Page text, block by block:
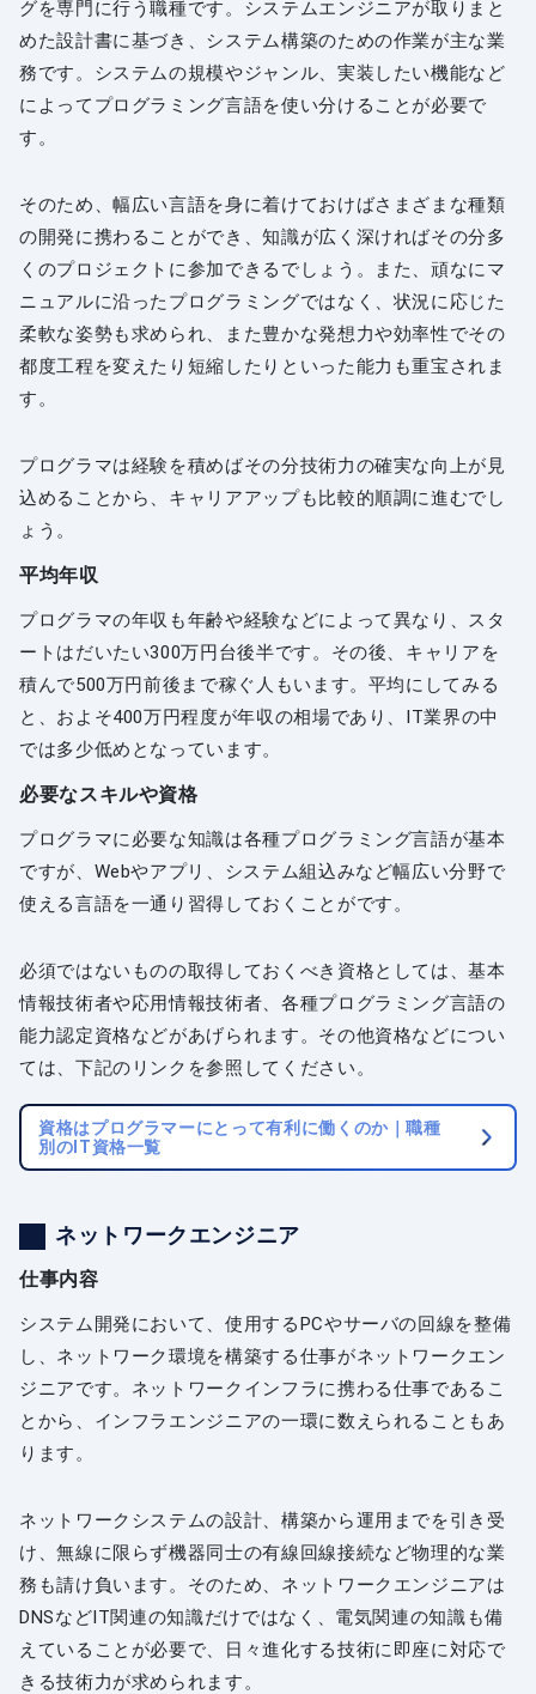
グを専門に行う職種です。システムエンジニアが取りまと
めた設計書に基づき、システム構築のための作業が主な業
務です。システムの規模やジャンル、実装したい機能など
によってプログラミング言語を使い分けることが必要で
す。
そのため、幅広い言語を身に着けておけばさまざまな種類
の開発に携わることができ、知識が広く深ければその分多
くのプロジェクトに参加できるでしょう。また、頑なにマ
ニュアルに沿ったプログラミングではなく、状況に応じた
柔軟な姿勢も求められ、また豊かな発想力や効率性でその
都度工程を変えたり短縮したりといった能力も重宝されま
す。
プログラマは経験を積めばその分技術力の確実な向上が見
込めることから、キャリアアップも比較的順調に進むでし
ょう。
平均年収
プログラマの年収も年齢や経験などによって異なり、スタ
ートはだいたい300万円台後半です。その後、キャリアを
積んで500万円前後まで稼ぐ人もいます。平均にしてみる
と、およそ400万円程度が年収の相場であり、IT業界の中
では多少低めとなっています。
必要なスキルや資格
プログラマに必要な知識は各種プログラミング言語が基本
ですが、Webやアプリ、システム組込みなど幅広い分野で
使える言語を一通り習得しておくことがです。
必須ではないものの取得しておくべき資格としては、基本
情報技術者や応用情報技術者、各種プログラミング言語の
能力認定資格などがあげられます。その他資格などについ
ては、下記のリンクを参照してください。
資格はプログラマーにとって有利に働くのか｜職種
別のIT資格一覧
ネットワークエンジニア
仕事内容
システム開発において、使用するPCやサーバの回線を整備
し、ネットワーク環境を構築する仕事がネットワークエン
ジニアです。ネットワークインフラに携わる仕事であるこ
とから、インフラエンジニアの一環に数えられることもあ
ります。
ネットワークシステムの設計、構築から運用までを引き受
け、無線に限らず機器同士の有線回線接続など物理的な業
務も請け負います。そのため、ネットワークエンジニアは
DNSなどIT関連の知識だけではなく、電気関連の知識も備
えていることが必要で、日々進化する技術に即座に対応で
きる技術力が求められます。